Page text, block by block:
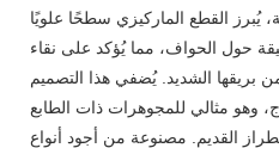
يُبرز القطع الماركيزي سطحًا علويًا
حول الحواف، مما يُؤكد على نقاء
بريقها الشديد. يُضفي هذا التصميم
وهو مثالي للمجوهرات ذات الطابع
القديم. مصنوعة من أجود أنواع